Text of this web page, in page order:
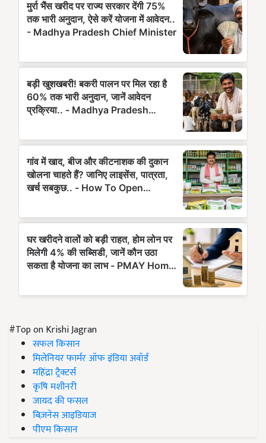
#Top on Krishi Jagran
सफल किसान
मिलेनियर फार्मर ऑफ इंडिया अवॉर्ड
महिंद्रा ट्रैक्टर्स
कृषि मशीनरी
जायद की फसल
बिज़नेस आइडियाज
पीएम किसान